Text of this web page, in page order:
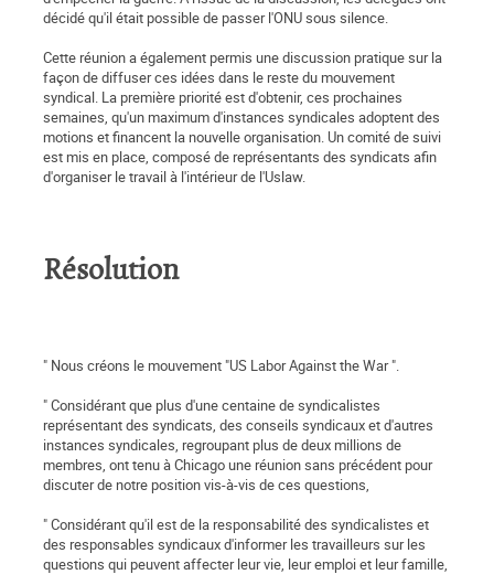
décidé qu'il était possible de passer l'ONU sous silence.
Cette réunion a également permis une discussion pratique sur la
façon de diffuser ces idées dans le reste du mouvement
syndical. La première priorité est d'obtenir, ces prochaines
semaines, qu'un maximum d'instances syndicales adoptent des
motions et financent la nouvelle organisation. Un comité de suivi
est mis en place, composé de représentants des syndicats afin
d'organiser le travail à l'intérieur de l'Uslaw.
Résolution
" Nous créons le mouvement "US Labor Against the War ".
" Considérant que plus d'une centaine de syndicalistes
représentant des syndicats, des conseils syndicaux et d'autres
instances syndicales, regroupant plus de deux millions de
membres, ont tenu à Chicago une réunion sans précédent pour
discuter de notre position vis-à-vis de ces questions,
" Considérant qu'il est de la responsabilité des syndicalistes et
des responsables syndicaux d'informer les travailleurs sur les
questions qui peuvent affecter leur vie, leur emploi et leur famille,